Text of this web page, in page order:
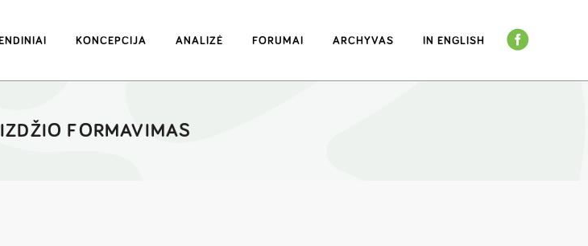
KONCEPCIJA ANALIZĖ FORUMAI ARCHYVAS IN ENGLISH
FORMAVIMAS